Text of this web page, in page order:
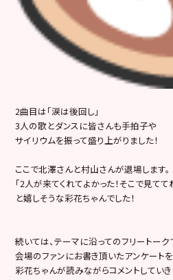
2曲目は「涙は後回し」
3人の歌とダンスに皆さんも手拍子や
サイリウムを振って盛り上がりました！
ここで北澤さんと村山さんが退場します。
「2人が来てくれてよかった！そこで見ててね
と嬉しそうな彩花ちゃんでした！
続いては、テーマに沿ってのフリートー
会場のファンにお書き頂いたアンケートを
彩花ちゃんが読みながらコメントしていき